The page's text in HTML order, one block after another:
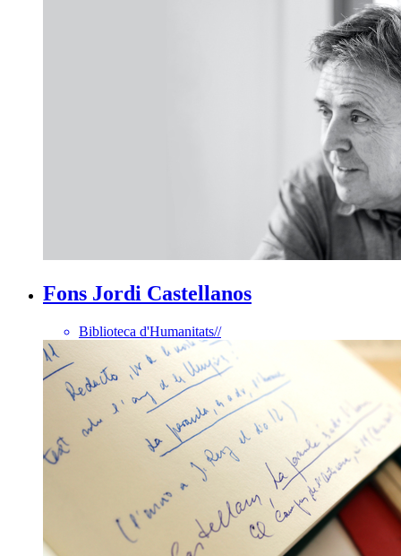
Fons Jordi Castellanos
Biblioteca d'Humanitats//